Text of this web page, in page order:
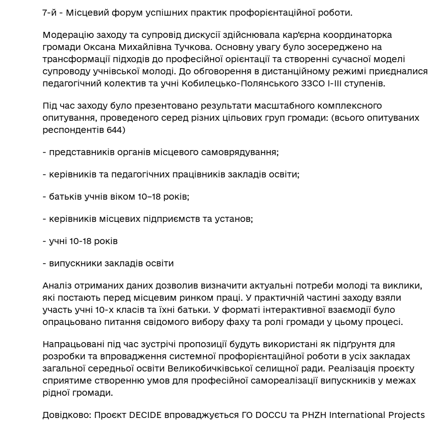
7-й - Місцевий форум успішних практик профорієнтаційної роботи.
Модерацію заходу та супровід дискусії здійснювала кар’єрна координаторка
громади Оксана Михайлівна Тучкова. Основну увагу було зосереджено на
трансформації підходів до професійної орієнтації та створенні сучасної моделі
супроводу учнівської молоді. До обговорення в дистанційному режимі приєдналися
педагогічний колектив та учні Кобилецько-Полянського ЗЗСО І-ІІІ ступенів.
Під час заходу було презентовано результати масштабного комплексного
опитування, проведеного серед різних цільових груп громади: (всього опитуваних
респондентів 644)
- представників органів місцевого самоврядування;
- керівників та педагогічних працівників закладів освіти;
- батьків учнів віком 10–18 років;
- керівників місцевих підприємств та установ;
- учні 10-18 років
- випускники закладів освіти
Аналіз отриманих даних дозволив визначити актуальні потреби молоді та виклики,
які постають перед місцевим ринком праці. У практичній частині заходу взяли
участь учні 10-х класів та їхні батьки. У форматі інтерактивної взаємодії було
опрацьовано питання свідомого вибору фаху та ролі громади у цьому процесі.
Напрацьовані під час зустрічі пропозиції будуть використані як підґрунтя для
розробки та впровадження системної профорієнтаційної роботи в усіх закладах
загальної середньої освіти Великобичківської селищної ради. Реалізація проєкту
сприятиме створенню умов для професійної самореалізації випускників у межах
рідної громади.
Довідково: Проєкт DECIDE впроваджується ГО DOCCU та PHZH International Projects